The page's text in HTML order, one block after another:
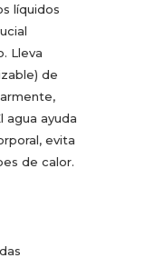
líquidos
Lleva
de
agua ayuda
evita
de calor.